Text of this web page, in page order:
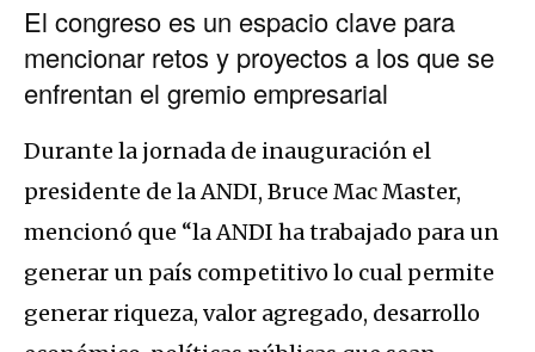
El congreso es un espacio clave para
mencionar retos y proyectos a los que se
enfrentan el gremio empresarial
Durante la jornada de inauguración el
presidente de la ANDI, Bruce Mac Master,
mencionó que “la ANDI ha trabajado para un
generar un país competitivo lo cual permite
generar riqueza, valor agregado, desarrollo